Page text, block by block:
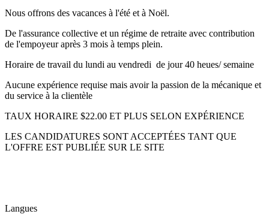
Nous offrons des vacances à l'été et à Noël.
De l'assurance collective et un régime de retraite avec contribution
de l'empoyeur après 3 mois à temps plein.
Horaire de travail du lundi au vendredi de jour 40 heues/ semaine
Aucune expérience requise mais avoir la passion de la mécanique et
du service à la clientèle
TAUX HORAIRE $22.00 ET PLUS SELON EXPÉRIENCE
LES CANDIDATURES SONT ACCEPTÉES TANT QUE
L'OFFRE EST PUBLIÉE SUR LE SITE
Langues